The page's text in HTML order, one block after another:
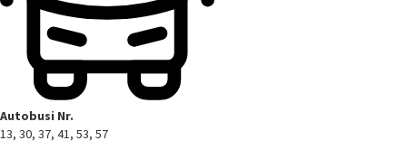
Autobusi Nr.
13, 30, 37, 41, 53, 57